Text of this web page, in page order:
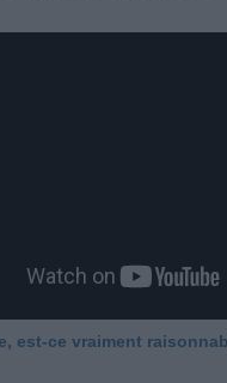
est-ce vraiment